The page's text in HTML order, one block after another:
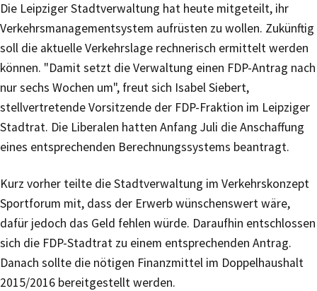
Die Leipziger Stadtverwaltung hat heute mitgeteilt, ihr
Verkehrsmanagementsystem aufrüsten zu wollen. Zukünftig
soll die aktuelle Verkehrslage rechnerisch ermittelt werden
können. "Damit setzt die Verwaltung einen FDP-Antrag nach
nur sechs Wochen um", freut sich Isabel Siebert,
stellvertretende Vorsitzende der FDP-Fraktion im Leipziger
Stadtrat. Die Liberalen hatten Anfang Juli die Anschaffung
eines entsprechenden Berechnungssystems beantragt.
Kurz vorher teilte die Stadtverwaltung im Verkehrskonzept
Sportforum mit, dass der Erwerb wünschenswert wäre,
dafür jedoch das Geld fehlen würde. Daraufhin entschlossen
sich die FDP-Stadtrat zu einem entsprechenden Antrag.
Danach sollte die nötigen Finanzmittel im Doppelhaushalt
2015/2016 bereitgestellt werden.